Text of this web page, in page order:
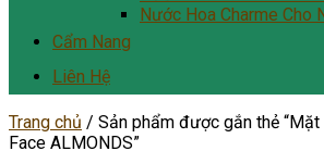
Nước Hoa Charme Cho
Cẩm Nang
Liên Hệ
Trang chủ / Sản phẩm được gắn thẻ “Mặt
Face ALMONDS”